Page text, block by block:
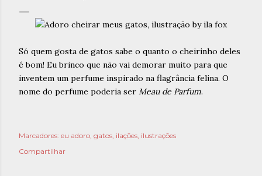
Só quem gosta de gatos sabe o quanto o cheirinho deles
é bom! Eu brinco que não vai demorar muito para que
inventem um perfume inspirado na flagrância felina. O
nome do perfume poderia ser Meau de Parfum.
Marcadores: eu adoro gatos ilações ilustrações
Compartilhar